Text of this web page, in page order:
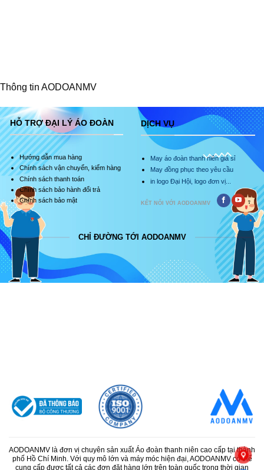
Thông tin AODOANMV
HỖ TRỢ ĐẠI LÝ ÁO ĐOÀN
Hướng dẫn mua hàng
Chính sách vận chuyển, kiểm hàng
Chính sách thanh toán
Chính sách bảo hành đổi trả
Chính sách bảo mật
DỊCH VỤ
May áo đoàn thanh niên giá sỉ
May đồng phục theo yêu cầu
in logo Đại Hội, logo đơn vị...
KẾT NỐI VỚI AODOANMV
CHỈ ĐƯỜNG TỚI AODOANMV
AODOANMV là đơn vị chuyên sản xuất Áo đoàn thanh niên cao cấp tại thành
phố Hồ Chí Minh. Với quy mô lớn và máy móc hiện đại, AODOANMV có thể
cung cấp được tất cả các đơn đặt hàng lớn trên toàn quốc trong thời gian